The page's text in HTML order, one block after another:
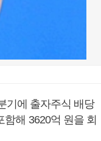
기에 출자주식 배당
해 3620억 원을 회